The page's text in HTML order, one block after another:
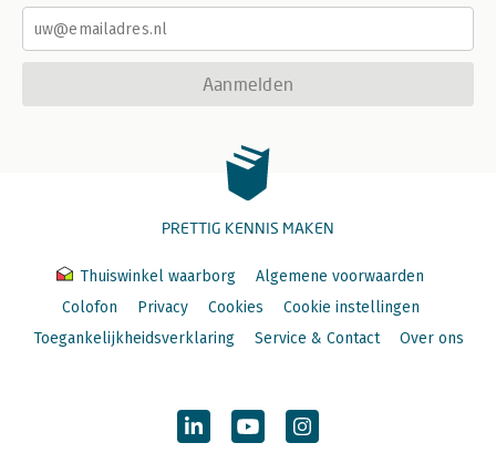
Aanmelden
PRETTIG KENNIS MAKEN
Thuiswinkel waarborg
Algemene voorwaarden
Colofon
Privacy Cookies
Cookie instellingen
Toegankelijkheidsverklaring
Service & Contact Over ons